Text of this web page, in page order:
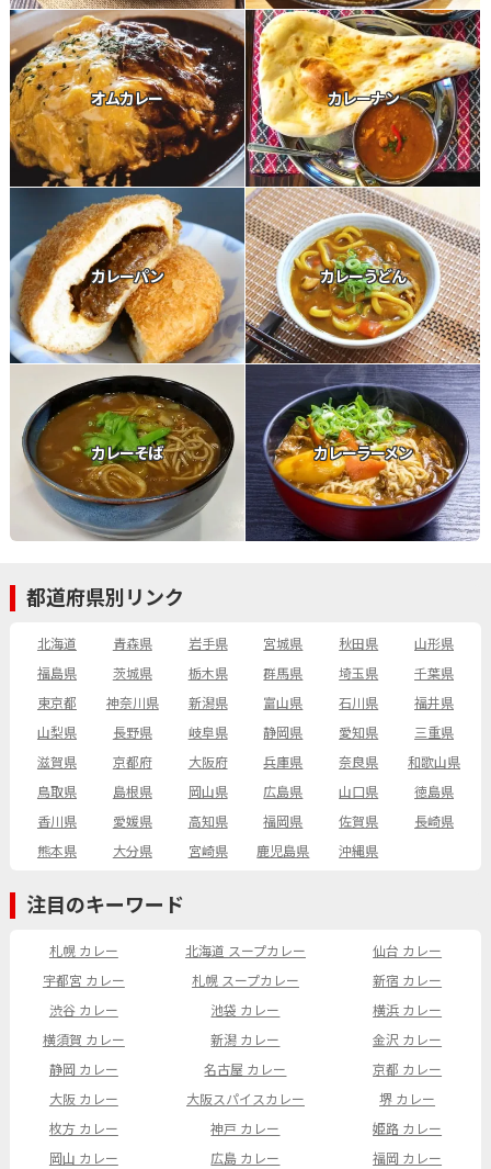
オムカレー カレーナン
カレーパン カレーうどん
カレーそば カレーラーメン
都道府県別リンク
北海道 青森県 岩手県 宮城県 秋田県
山形県
福島県
茨城県 栃木県 群馬県 埼玉県
千葉県
東京都
神奈川県 新潟県 富山県 石川県
福井県
山梨県
長野県 岐阜県 静岡県 愛知県
三重県
滋賀県
京都府 大阪府 兵庫県 奈良県
和歌山県
鳥取県
島根県 岡山県 広島県 山口県
徳島県
香川県
愛媛県 高知県 福岡県 佐賀県
長崎県
熊本県
大分県 宮崎県 鹿児島県 沖縄県
注目のキーワード
札幌 カレー 北海道 スープカレー
仙台 カレー
宇都宮 カレー
札幌 スープカレー
新宿 カレー
渋谷 カレー
池袋 カレー
横浜 カレー
横須賀 カレー
新潟 カレー
金沢 カレー
静岡 カレー
名古屋 カレー
京都 カレー
大阪 カレー
大阪スパイスカレー
堺 カレー
枚方 カレー
神戸 カレー
姫路 カレー
岡山 カレー
広島 カレー
福岡 カレー